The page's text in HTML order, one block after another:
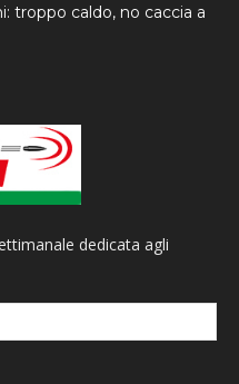
troppo caldo, no caccia a
dedicata agli